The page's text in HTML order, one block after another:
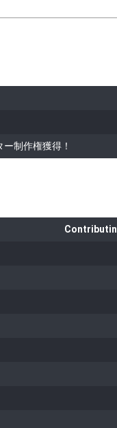
ー ┈┈┈┈┈┈┈┈┈┈┈┈┈┈┈┈┈┈┈┈ ⚠️ご協力してくださる皆さま
ムにてお知らせしま
心◎) 2.配信45分前に他のルー
ます 解除を待っている間にカウント
り0個になるまで投げ切ります これでフルコース完了です♡ ちなみ
単、コメントに1~50の半角数字を1つずつ入力して送信す
メント欄に表示されま
制作権獲得！